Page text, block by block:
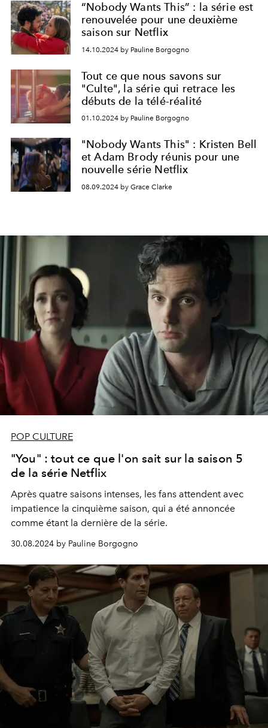
“Nobody Wants This” : la série est
renouvelée pour une deuxième
saison sur Netflix
14.10.2024 by Pauline Borgogno
Tout ce que nous savons sur
"Culte", la série qui retrace les
débuts de la télé-réalité
01.10.2024 by Pauline Borgogno
"Nobody Wants This" : Kristen Bell
et Adam Brody réunis pour une
nouvelle série Netflix
08.09.2024 by Grace Clarke
POP CULTURE
"You" : tout ce que l'on sait sur la saison 5
de la série Netflix
Après quatre saisons intenses, les fans attendent avec
impatience la cinquième saison, qui a été annoncée
comme étant la dernière de la série.
30.08.2024 by Pauline Borgogno